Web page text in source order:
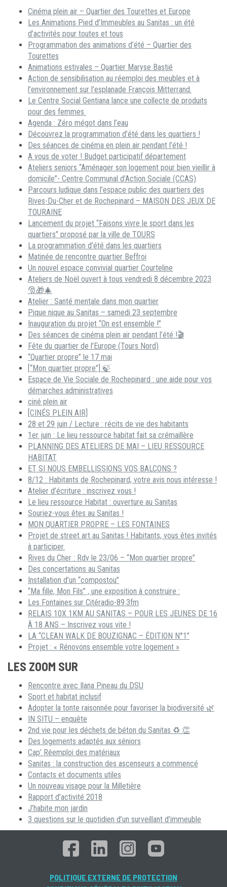
Cinéma plein air – Quartier des Tourettes et Europe
Les Animations Pied d’Immeubles au Sanitas : un été
d’activités pour toutes et tous
Programmation des animations d’été – Quartier des
Tourettes
Animations estivales – Quartier Maryse Bastié
Action de sensibilisation au réemploi des meubles et à
l’environnement sur l’esplanade François Mitterrand.
Le Centre Social Gentiana lance une collecte de produits
pour des femmes
Agenda : Zéro mégot dans l’eau
Découvrez la programmation d’été dans les quartiers !
Des séances de cinéma en plein air pendant l’été !
A vous de voter ! Budget participatif département
Ateliers seniors “Aménager son logement pour bien vieillir à
domicile”- Centre Communal d’Action Sociale (CCAS)
Parcours ludique dans l’espace public des quartiers des
Rives-Du-Cher et de Rochepinard – MAISON DES JEUX DE
TOURAINE
Lancement du projet “Faisons vivre le sport dans les
quartiers” proposé par la ville de TOURS
La programmation d’été dans les quartiers
Matinée de rencontre quartier Beffroi
Un nouvel espace convivial quartier Courteline
Ateliers de Noël ouvert à tous vendredi 8 décembre 2023
🎅🎁🎄
Atelier : Santé mentale dans mon quartier
Pique nique au Sanitas – samedi 23 septembre
Inauguration du projet “On est ensemble !”
Des séances de cinéma plein air pendant l’été !🎬
Fête du quartier de l’Europe (Tours Nord)
“Quartier propre” le 17 mai
[“Mon quartier propre”] 🍃
Espace de Vie Sociale de Rochepinard : une aide pour vos
démarches administratives
ciné plein air
[CINÉS PLEIN AIR]
28 et 29 juin / Lecture : récits de vie des habitants
1er juin : Le lieu ressource habitat fait sa crémaillère
PLANNING DES ATELIERS DE MAI – LIEU RESSOURCE
HABITAT
ET SI NOUS EMBELLISSIONS VOS BALCONS ?
8/12 : Habitants de Rochepinard, votre avis nous intéresse !
Atelier d’écriture : inscrivez vous !
Le lieu ressource Habitat : ouverture au Sanitas
Souriez-vous êtes au Sanitas !
MON QUARTIER PROPRE – LES FONTAINES
Projet de street art au Sanitas ! Habitants, vous êtes invités
à participer.
Rives du Cher : Rdv le 23/06 – “Mon quartier propre”
Des concertations au Sanitas
Installation d’un “compostou”
“Ma fille, Mon Fils” , une exposition à construire :
Les Fontaines sur Citéradio-89.3fm
RELAIS 10X 1KM AU SANITAS – POUR LES JEUNES DE 16
À 18 ANS – Inscrivez vous vite !
LA “CLEAN WALK DE BOUZIGNAC – ÉDITION N°1”
Projet : « Rénovons ensemble votre logement »
LES ZOOM SUR
Rencontre avec Ilana Pineau du DSU
Sport et habitat inclusif
Adopter la tonte raisonnée pour favoriser la biodiversité 🌿
IN SITU – enquête
2nd vie pour les déchets de béton du Sanitas ♻ 👏
Des logements adaptés aux séniors
Cap’ Réemploi des matériaux
Sanitas : la construction des ascenseurs a commencé
Contacts et documents utiles
Un nouveau visage pour la Milletière
Rapport d’activité 2018
J’habite mon jardin
3 questions sur le quotidien d’un surveillant d’immeuble
POLITIQUE EXTERNE DE PROTECTION